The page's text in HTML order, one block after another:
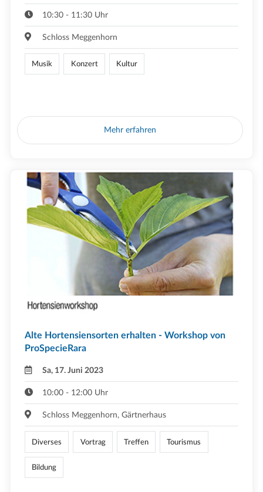
10:30 - 11:30 Uhr
Schloss Meggenhorn
Musik Konzert Kultur
Mehr erfahren
Alte Hortensiensorten erhalten - Workshop von
ProSpecieRara
Sa, 17. Juni 2023
10:00 - 12:00 Uhr
Schloss Meggenhorn, Gärtnerhaus
Diverses Vortrag Treffen Tourismus
Bildung